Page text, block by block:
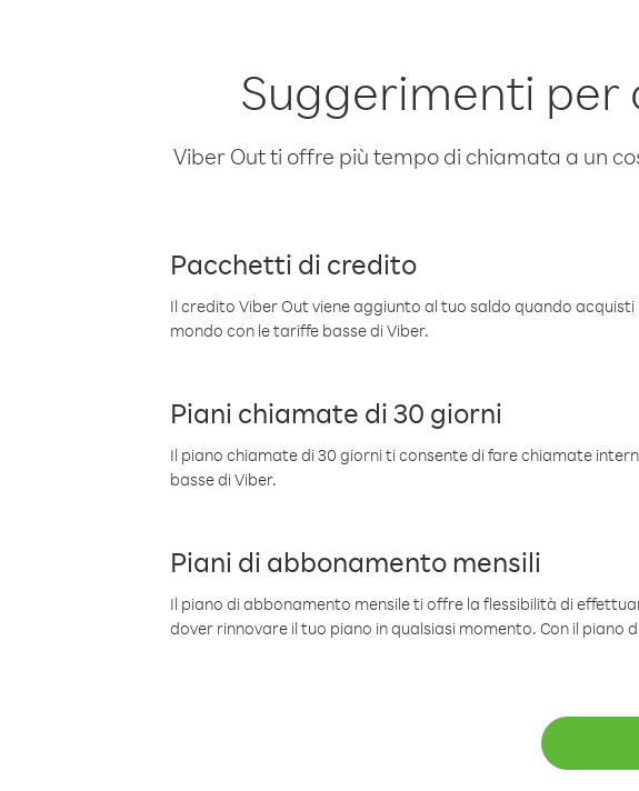
Suggerimenti per
Viber Out ti offre più tempo di chiamata a un
Pacchetti di credito
Il credito Viber Out viene aggiunto al tuo saldo quando
mondo con le tariffe basse di Viber.
Piani chiamate di 30 giorni
Il piano chiamate di 30 giorni ti consente di fare chiamate
basse di Viber.
Piani di abbonamento mensili
Il piano di abbonamento mensile ti offre la flessibilità di
dover rinnovare il tuo piano in qualsiasi momento. Con il